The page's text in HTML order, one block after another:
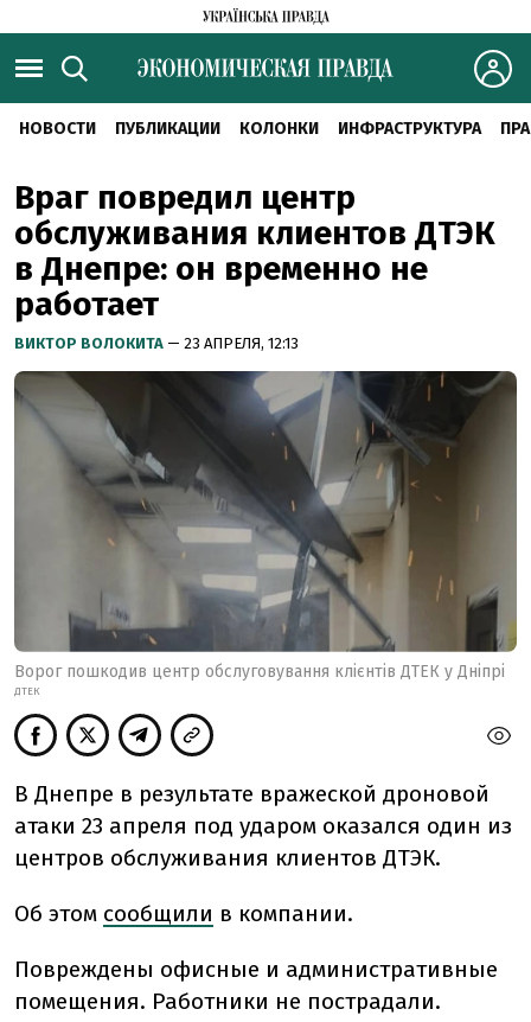
НОВОСТИ ПУБЛИКАЦИИ КОЛОНКИ ИНФРАСТРУКТУРА
Враг повредил центр
обслуживания клиентов ДТЭК
в Днепре: он временно не
работает
ВИКТОР ВОЛОКИТА — 23 АПРЕЛЯ, 12:13
Ворог пошкодив центр обслуговування клієнтів ДТЕК у Дніпрі
ДТЕК
В Днепре в результате вражеской дроновой
атаки 23 апреля под ударом оказался один из
центров обслуживания клиентов ДТЭК.
Об этом сообщили в компании.
Повреждены офисные и административные
помещения. Работники не пострадали.